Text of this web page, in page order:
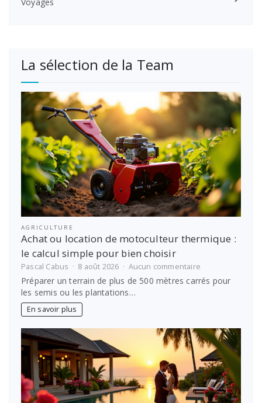
La sélection de la Team
AGRICULTURE
Achat ou location de motoculteur thermique :
le calcul simple pour bien choisir
Pascal Cabus 8 août 2026 Aucun commentaire
Achat
ou
:
le
calcul
simple
pour
bien
choisir
Préparer un terrain de plus de 500 mètres carrés pour
les semis ou les plantations…
En savoir plus